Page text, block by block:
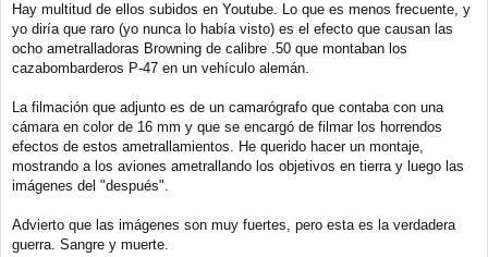
Hay multitud de ellos subidos en Youtube. Lo que es menos frecuente, y
yo diría que raro (yo nunca lo había visto) es el efecto que causan las
ocho ametralladoras Browning de calibre .50 que montaban los
cazabombarderos P-47 en un vehículo alemán.
La filmación que adjunto es de un camarógrafo que contaba con una
cámara en color de 16 mm y que se encargó de filmar los horrendos
efectos de estos ametrallamientos. He querido hacer un montaje,
mostrando a los aviones ametrallando los objetivos en tierra y luego las
imágenes del "después".
Advierto que las imágenes son muy fuertes, pero esta es la verdadera
guerra. Sangre y muerte.